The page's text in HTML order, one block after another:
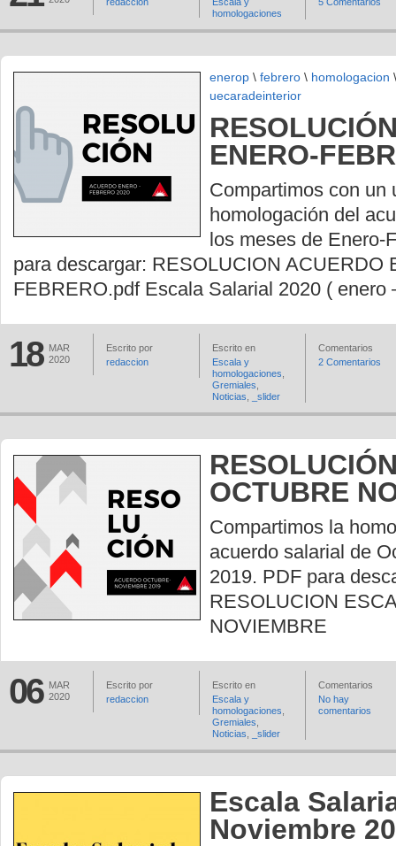
homologaciones
enerop \ febrero \ homologacion
uecaradeinterior
ENERO-
Compartimos con un
homologación del
los meses de Enero-
para descargar: RESOLUCION ACUERDO
FEBRERO.pdf Escala Salarial 2020 ( enero
18
MAR
2020
Escrito por
redaccion
Escrito en
Escala y
homologaciones
Gremiales
Noticias
_slider
Comentarios
2 Comentarios
OCTUBRE
Compartimos la
acuerdo salarial de
2019. PDF para
RESOLUCION
NOVIEMBRE
06
MAR
2020
Escrito por
redaccion
Escrito en
Escala y
homologaciones
Gremiales
Noticias
_slider
Comentarios
No hay
comentarios
Escala
Noviembre